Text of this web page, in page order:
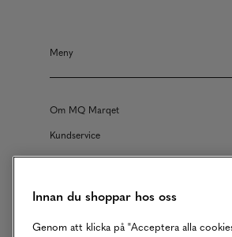
Meny
Om MQ Marqet
Kundservice
Returer
Innan du shoppar hos oss
Genom att klicka på "Acceptera alla